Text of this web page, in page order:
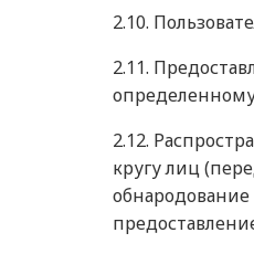
2.10.
2.11.
2.12.
кругу лиц